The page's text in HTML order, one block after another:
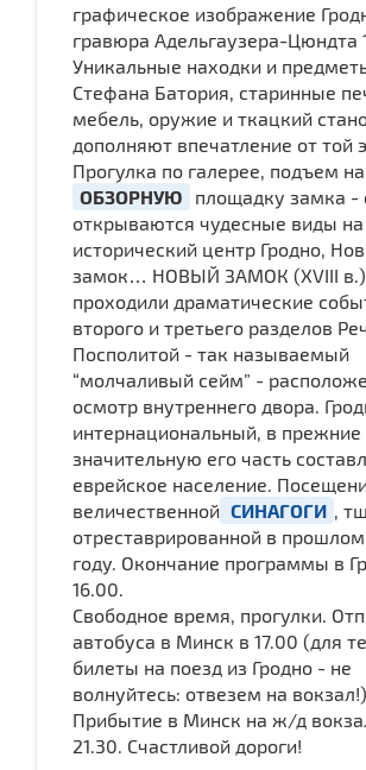
графическое изображение
гравюра Адельгаузера-Цюндта
Уникальные находки и
Стефана Батория, старинные
мебель, оружие и ткацкий
дополняют впечатление от той
Прогулка по галерее, подъем на
ОБЗОРНУЮ
площадку замка -
открываются чудесные виды
исторический центр Гродно,
замок… НОВЫЙ ЗАМОК (XVIII
проходили драматические
второго и третьего разделов
Посполитой - так называемый
“молчаливый сейм” -
осмотр внутреннего двора.
интернациональный, в прежние
значительную его часть
еврейское население.
величественной СИНАГОГИ
,
отреставрированной в прошлом
году. Окончание программы в
16.00.
Свободное время, прогулки.
автобуса в Минск в 17.00 (для
билеты на поезд из Гродно - не
волнуйтесь: отвезем на вокзал!).
Прибытие в Минск на ж/д
21.30. Счастливой дороги!